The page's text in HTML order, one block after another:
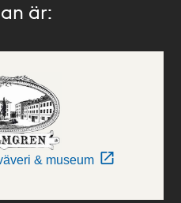
är:
& museum